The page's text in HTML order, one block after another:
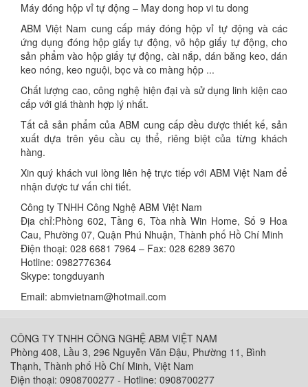
Máy đóng hộp vỉ tự động – May dong hop vi tu dong
ABM Việt Nam cung cấp máy đóng hộp vỉ tự động và các
ứng dụng đóng hộp giấy tự động, vô hộp giấy tự động, cho
sản phẩm vào hộp giấy tự động, cài nắp, dán băng keo, dán
keo nóng, keo nguội, bọc và co màng hộp ...
Chất lượng cao, công nghệ hiện đại và sử dụng linh kiện cao
cấp với giá thành hợp lý nhất.
Tất cả sản phẩm của ABM cung cấp đều được thiết kế, sản
xuất dựa trên yêu cầu cụ thể, riêng biệt của từng khách
hàng.
Xin quý khách vui lòng liên hệ trực tiếp với ABM Việt Nam để
nhận được tư vấn chi tiết.
Công ty TNHH Công Nghệ ABM Việt Nam
Địa chỉ:Phòng 602, Tầng 6, Tòa nhà Win Home, Số 9 Hoa
Cau, Phường 07, Quận Phú Nhuận, Thành phố Hồ Chí Minh
Điện thoại: 028 6681 7964 – Fax: 028 6289 3670
Hotline: 0982776364
Skype: tongduyanh
Email: abmvietnam@hotmail.com
CÔNG TY TNHH CÔNG NGHỆ ABM VIỆT NAM
Phòng 408, Lầu 3, 296 Nguyễn Văn Đậu, Phường 11, Bình
Thạnh, Thành phố Hồ Chí Minh, Việt Nam
Điện thoại: 0908700277 - Hotline: 0908700277